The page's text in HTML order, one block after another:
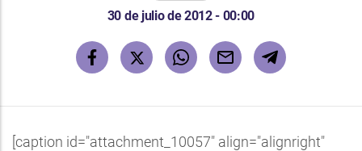
30 de julio de 2012 - 00:00
[caption id="attachment_10057" align="alignright"